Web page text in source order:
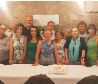
at
s
A
p
p
k
e
dI
n
ail n
di
vi
di